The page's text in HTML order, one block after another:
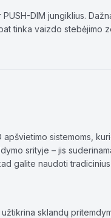
DIM jungiklius.
tinka vaizdo stebėjimo
apšvietimo sistemoms,
srityje – jis
galite naudoti
sklandų